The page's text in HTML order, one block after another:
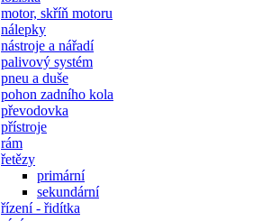
motor, skříň motoru
nálepky
nástroje a nářadí
palivový systém
pneu a duše
pohon zadního kola
převodovka
přístroje
rám
řetězy
primární
sekundární
řízení - řidítka